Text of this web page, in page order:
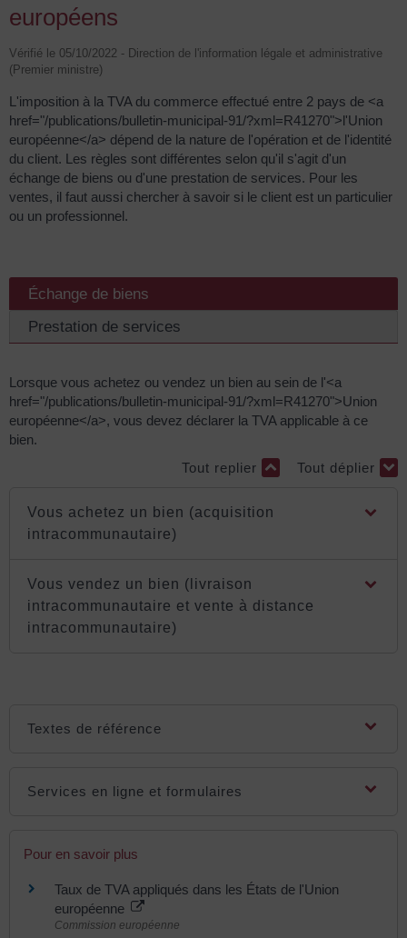
européens
Vérifié le 05/10/2022 - Direction de l'information légale et administrative
(Premier ministre)
L'imposition à la TVA du commerce effectué entre 2 pays de <a
href="/publications/bulletin-municipal-91/?xml=R41270">l'Union
européenne</a> dépend de la nature de l'opération et de l'identité
du client. Les règles sont différentes selon qu'il s'agit d'un
échange de biens ou d'une prestation de services. Pour les
ventes, il faut aussi chercher à savoir si le client est un particulier
ou un professionnel.
Échange de biens
Prestation de services
Lorsque vous achetez ou vendez un bien au sein de l'<a
href="/publications/bulletin-municipal-91/?xml=R41270">Union
européenne</a>, vous devez déclarer la TVA applicable à ce
bien.
Tout replier
Tout déplier
Vous achetez un bien (acquisition
intracommunautaire)
Vous vendez un bien (livraison
intracommunautaire et vente à distance
intracommunautaire)
Textes de référence
Services en ligne et formulaires
Pour en savoir plus
Taux de TVA appliqués dans les États de l'Union
européenne
Commission européenne